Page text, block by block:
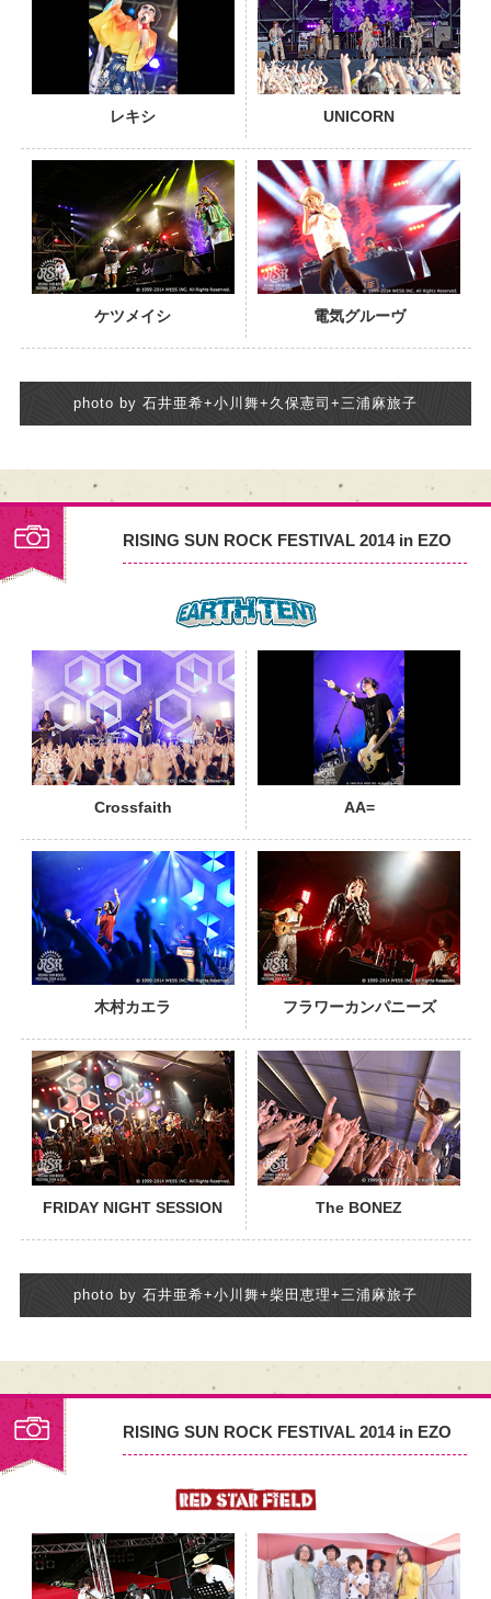
レキシ UNICORN
ケツメイシ 電気グルーヴ
photo by 石井亜希+小川舞+久保憲司+三浦麻旅子
RISING SUN ROCK FESTIVAL 2014 in EZO
Crossfaith AA=
PHOTO
木村カエラ フラワーカンパニーズ
PHOTO
FRIDAY NIGHT SESSION The BONEZ
PHOTO
photo by 石井亜希+小川舞+柴田恵理+三浦麻旅子
RISING SUN ROCK FESTIVAL 2014 in EZO
PHOTO